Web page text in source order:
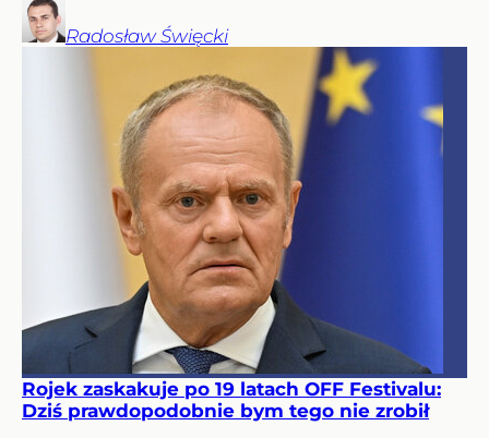
Radosław Święcki
Rojek zaskakuje po 19 latach OFF Festivalu:
Dziś prawdopodobnie bym tego nie zrobił